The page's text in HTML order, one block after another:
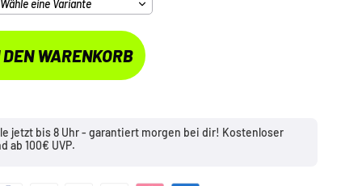
DEN WARENKORB
jetzt bis 8 Uhr - garantiert morgen bei dir! Kostenloser
ab 100€ UVP.